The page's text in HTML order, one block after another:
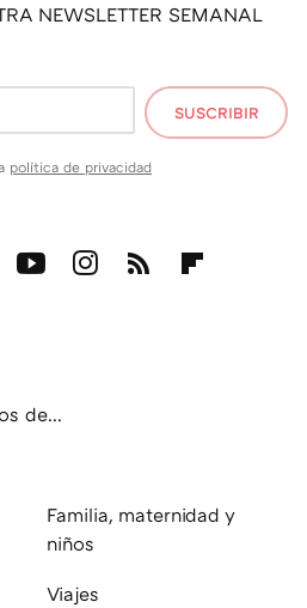
NEWSLETTER SEMANAL
SUSCRIBIR
política de privacidad
de...
Familia, maternidad y
niños
Viajes